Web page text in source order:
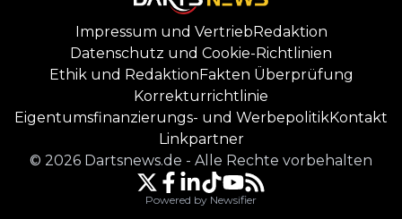
Impressum und VertriebRedaktion
Datenschutz und Cookie-Richtlinien
Ethik und RedaktionFakten Überprüfung
Korrekturrichtlinie
Eigentumsfinanzierungs- und WerbepolitikKontakt
Linkpartner
© 2026 Dartsnews.de - Alle Rechte vorbehalten
Powered by Newsifier